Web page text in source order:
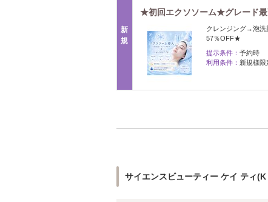
新
規
★初回エクソソーム★グレード最
クレンジング→泡
57％OFF★
提示条件： 予約時
利用条件： 新規様限
サイエンスビューティー ケイ ティ